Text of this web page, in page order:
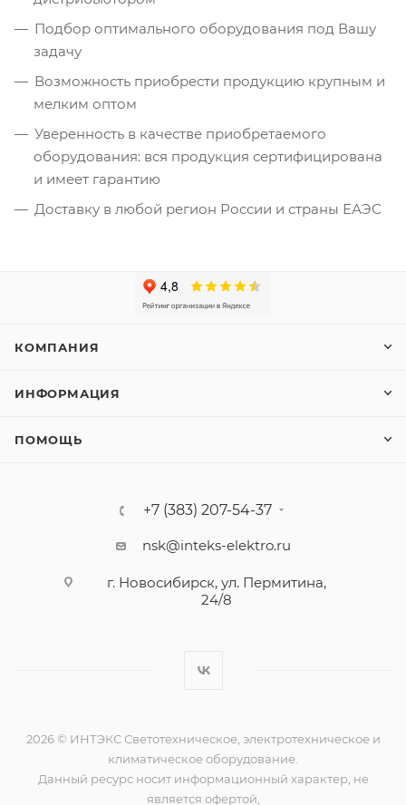
Подбор оптимального оборудования под Вашу
задачу
Возможность приобрести продукцию крупным и
мелким оптом
Уверенность в качестве приобретаемого
оборудования: вся продукция сертифицирована
и имеет гарантию
Доставку в любой регион России и страны ЕАЭС
КОМПАНИЯ
ИНФОРМАЦИЯ
ПОМОЩЬ
+7 (383) 207-54-37
nsk@inteks-elektro.ru
г. Новосибирск, ул. Пермитина,
24/8
2026 © ИНТЭКС Светотехническое, электротехническое и
климатическое оборудование.
Данный ресурс носит информационный характер, не
является офертой,